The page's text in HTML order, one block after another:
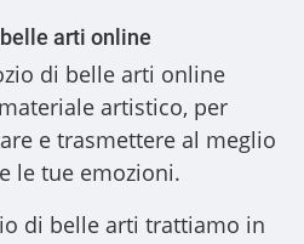
arti online
di belle arti online
artistico, per
e trasmettere al meglio
le tue emozioni.
di belle arti trattiamo in